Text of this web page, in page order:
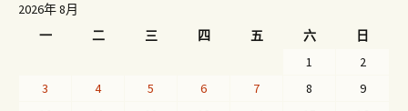
2026年 8月
一
二 三 四 五 六
日
1
2
3
4 5 6 7 8
9